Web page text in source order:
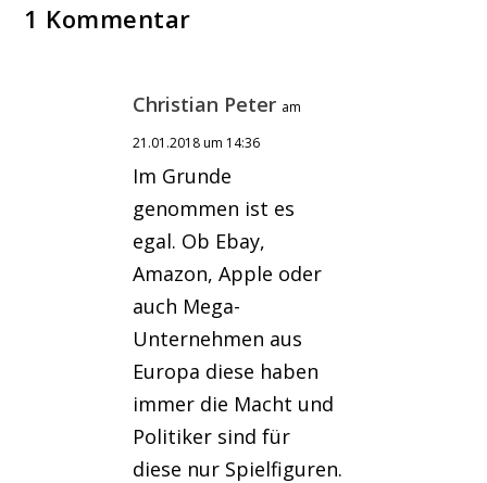
1 Kommentar
Christian Peter am
21.01.2018 um 14:36
Im Grunde
genommen ist es
egal. Ob Ebay,
Amazon, Apple oder
auch Mega-
Unternehmen aus
Europa diese haben
immer die Macht und
Politiker sind für
diese nur Spielfiguren.